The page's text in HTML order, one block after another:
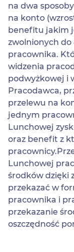
na dwa
na konto
benefitu jakim
zwolnionych do
pracownika.
widzenia
podwyżkowej i
Pracodawca,
przelewu na
jednym
Lunchowej
oraz benefit z
Lunchowej
środków dzięki
przekazać w
pracownika i
przekazanie
oszczędność